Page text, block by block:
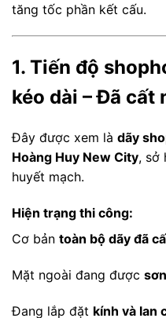
tăng tốc phần kết cấu.
1. Tiến độ
kéo dài – Đã cất
Đây được xem là dãy
Hoàng Huy New City, sở
huyết mạch.
Hiện trạng thi công:
Cơ bản toàn bộ dãy đã
Mặt ngoài đang được
Đang lắp đặt kính và lan